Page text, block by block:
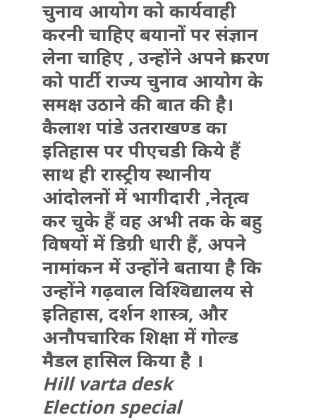
चुनाव आयोग को कार्यवाही
करनी चाहिए बयानों पर संज्ञान
लेना चाहिए , उन्होंने अपने प्रकरण
को पार्टी राज्य चुनाव आयोग के
समक्ष उठाने की बात की है।
कैलाश पांडे उतराखण्ड का
इतिहास पर पीएचडी किये हैं
साथ ही रास्ट्रीय स्थानीय
आंदोलनों में भागीदारी ,नेतृत्व
कर चुके हैं वह अभी तक के बहु
विषयों में डिग्री धारी हैं, अपने
नामांकन में उन्होंने बताया है कि
उन्होंने गढ़वाल विश्विद्यालय से
इतिहास, दर्शन शास्त्र, और
अनौपचारिक शिक्षा में गोल्ड
मैडल हासिल किया है ।
Hill varta desk
Election special